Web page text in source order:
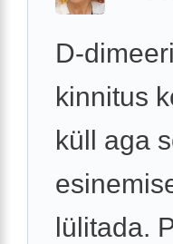
D-
kinnitus
küll aga
lülitada.